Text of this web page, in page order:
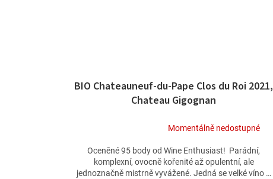
BIO Chateauneuf-du-Pape Clos du Roi 2021,
Chateau Gigognan
hodnocení
produktu
je
Momentálně nedostupné
Oceněné 95 body od Wine Enthusiast! Parádní,
komplexní, ovocně kořenité až opulentní, ale
jednoznačně mistrně vyvážené. Jedná se velké víno a